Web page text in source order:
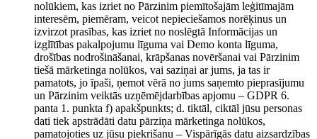
nolūkiem, kas izriet no Pārzinim piemītošajām leģitīmajām
interesēm, piemēram, veicot nepieciešamos norēķinus un
izvirzot prasības, kas izriet no noslēgtā Informācijas un
izglītības pakalpojumu līguma vai Demo konta līguma,
drošības nodrošināšanai, krāpšanas novēršanai vai Pārzinim
tiešā mārketinga nolūkos, vai saziņai ar jums, ja tas ir
pamatots, jo īpaši, ņemot vērā no jums saņemto pieprasījumu
un Pārzinim veiktās uzņēmējdarbības apjomu – GDPR 6.
panta 1. punkta f) apakšpunkts; d. tiktāl, ciktāl jūsu personas
dati tiek apstrādāti datu pārziņa mārketinga nolūkos,
pamatojoties uz jūsu piekrišanu – Vispārīgās datu aizsardzības